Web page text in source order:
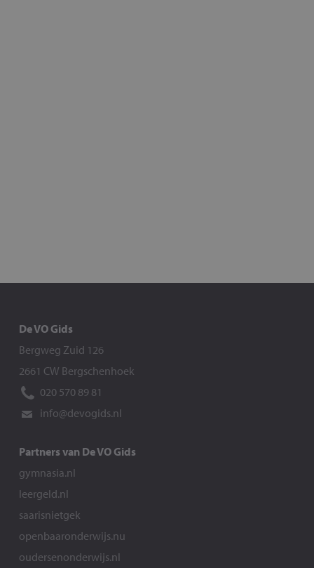
De VO Gids
Bergweg Zuid 126
2661 CW Bergschenhoek
020 570 89 81
info@devogids.nl
Partners van De VO Gids
gymnasia.nl
leergeld.nl
saarisnietgek
openbaaronderwijs.nu
oudersenonderwijs.nl